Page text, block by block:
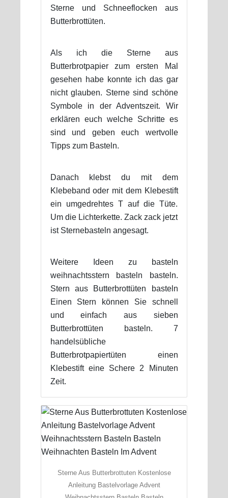
Sterne und Schneeflocken aus
Butterbrottüten.
Als ich die Sterne aus
Butterbrotpapier zum ersten Mal
gesehen habe konnte ich das gar
nicht glauben. Sterne sind schöne
Symbole in der Adventszeit. Wir
erklären euch welche Schritte es
sind und geben euch wertvolle
Tipps zum Basteln.
Danach klebst du mit dem
Klebeband oder mit dem Klebestift
ein umgedrehtes T auf die Tüte.
Um die Lichterkette. Zack zack jetzt
ist Sternebasteln angesagt.
Weitere Ideen zu basteln
weihnachtsstern basteln basteln.
Stern aus Butterbrottüten basteln
Einen Stern können Sie schnell
und einfach aus sieben
Butterbrottüten basteln. 7
handelsübliche
Butterbrotpapiertüten einen
Klebestift eine Schere 2 Minuten
Zeit.
Sterne Aus Butterbrottuten Kostenlose
Anleitung Bastelvorlage Advent